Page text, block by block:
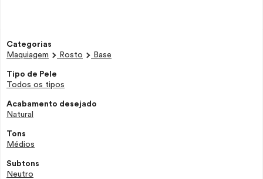
Categorias
Maquiagem
Rosto Base
Tipo de Pele
Todos os tipos
Acabamento desejado
Natural
Tons
Médios
Subtons
Neutro